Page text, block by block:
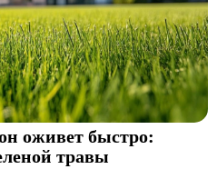
оживет быстро:
травы